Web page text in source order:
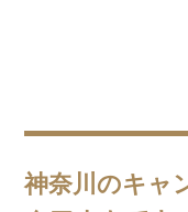
神奈川のキャ